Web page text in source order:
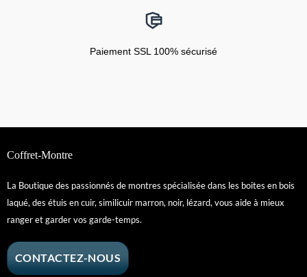
Paiement SSL 100% sécurisé
Coffret-Montre
La Boutique des passionnés de montres spécialisée dans les boites en bois
laqué, des étuis en cuir, similicuir marron, noir, lézard, vous aide à mieux
ranger et garder vos garde-temps.
CONTACTEZ-NOUS